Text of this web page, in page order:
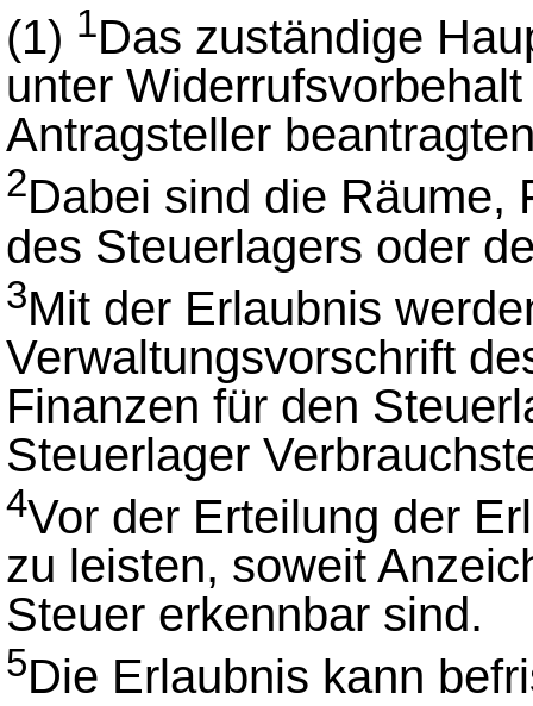
(1) 1Das zuständige
unter
Antragsteller
2Dabei sind die Räume,
des Steuerlagers oder
3Mit der Erlaubnis
Verwaltungsvorschrift
Finanzen für den
Steuerlager
4Vor der Erteilung der
zu leisten, soweit
Steuer erkennbar sind.
5Die Erlaubnis kann